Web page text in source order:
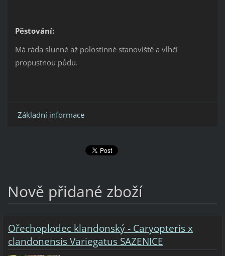
Pěstování:
Má ráda slunné až polostinné stanoviště a vlhčí
propustnou půdu.
Základní informace
Nově přidané zboží
Ořechoplodec klandonský - Caryopteris x
clandonensis Variegatus SAZENICE